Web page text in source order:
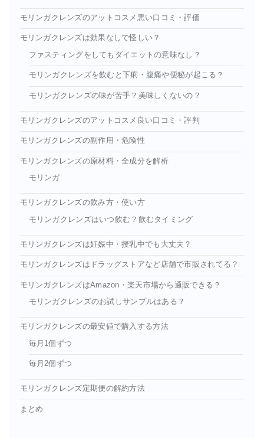
モリンガクレンズのアットコスメ悪い口コミ・評価
モリンガクレンズは効果なしで怪しい？
ファスティングをしてもダイエットの意味なし？
モリンガクレンズを飲むと下痢・腹痛や便秘が起こる？
モリンガクレンズの味が苦手？美味しくないの？
モリンガクレンズのアットコスメ良い口コミ・評判
モリンガクレンズの副作用・危険性
モリンガクレンズの原材料・全成分を解析
モリンガ
モリンガクレンズの飲み方・使い方
モリンガクレンズはいつ飲む？飲むタイミング
モリンガクレンズは妊娠中・授乳中でも大丈夫？
モリンガクレンズはドラッグストアなど店舗で市販されてる？
モリンガクレンズはAmazon・楽天市場から通販できる？
モリンガクレンズのお試しサンプルはある？
モリンガクレンズの最安値で購入する方法
毎月1個ずつ
毎月2個ずつ
モリンガクレンズ定期便の解約方法
まとめ